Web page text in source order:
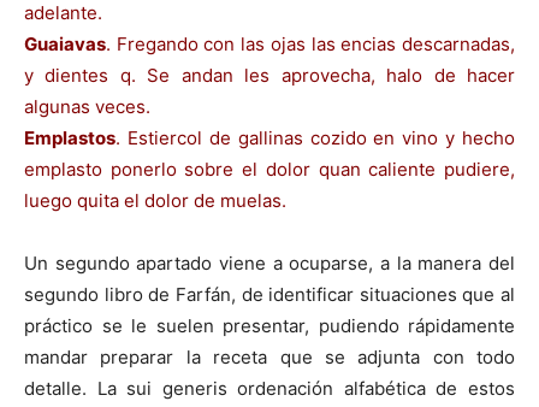
adelante.
Guaiavas. Fregando con las ojas las encias descarnadas,
y dientes q. Se andan les aprovecha, halo de hacer
algunas veces.
Emplastos. Estiercol de gallinas cozido en vino y hecho
emplasto ponerlo sobre el dolor quan caliente pudiere,
luego quita el dolor de muelas.
Un segundo apartado viene a ocuparse, a la manera del
segundo libro de Farfán, de identificar situaciones que al
práctico se le suelen presentar, pudiendo rápidamente
mandar preparar la receta que se adjunta con todo
detalle. La sui generis ordenación alfabética de estos